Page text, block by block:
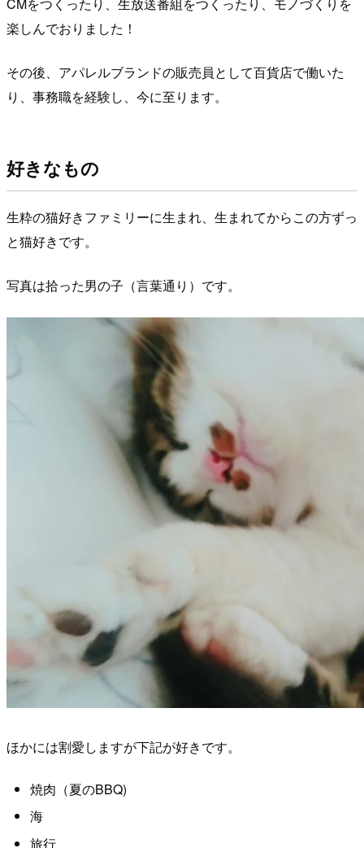
楽しんでおりました！
その後、アパレルブランドの販売員として百貨店で働いた
り、事務職を経験し、今に至ります。
好きなもの
生粋の猫好きファミリーに生まれ、生まれてからこの方ずっ
と猫好きです。
写真は拾った男の子（言葉通り）です。
ほかには割愛しますが下記が好きです。
焼肉（夏のBBQ)
海
旅行